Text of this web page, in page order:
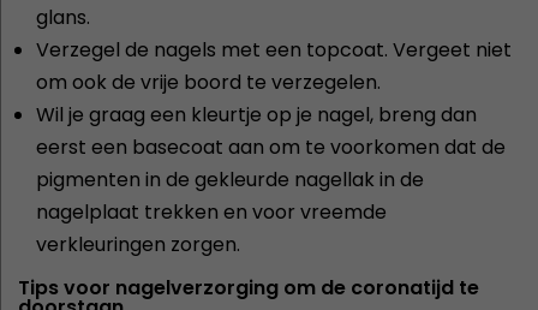
glans.
Verzegel de nagels met een topcoat. Vergeet niet
om ook de vrije boord te verzegelen.
Wil je graag een kleurtje op je nagel, breng dan
eerst een basecoat aan om te voorkomen dat de
pigmenten in de gekleurde nagellak in de
nagelplaat trekken en voor vreemde
verkleuringen zorgen.
Tips voor nagelverzorging om de coronatijd te